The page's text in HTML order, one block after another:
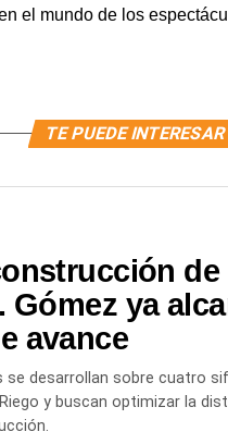
el mundo de los
TE PUEDE INTERESAR
Gómez ya
avance
se desarrollan sobre cuatro
y buscan optimizar la